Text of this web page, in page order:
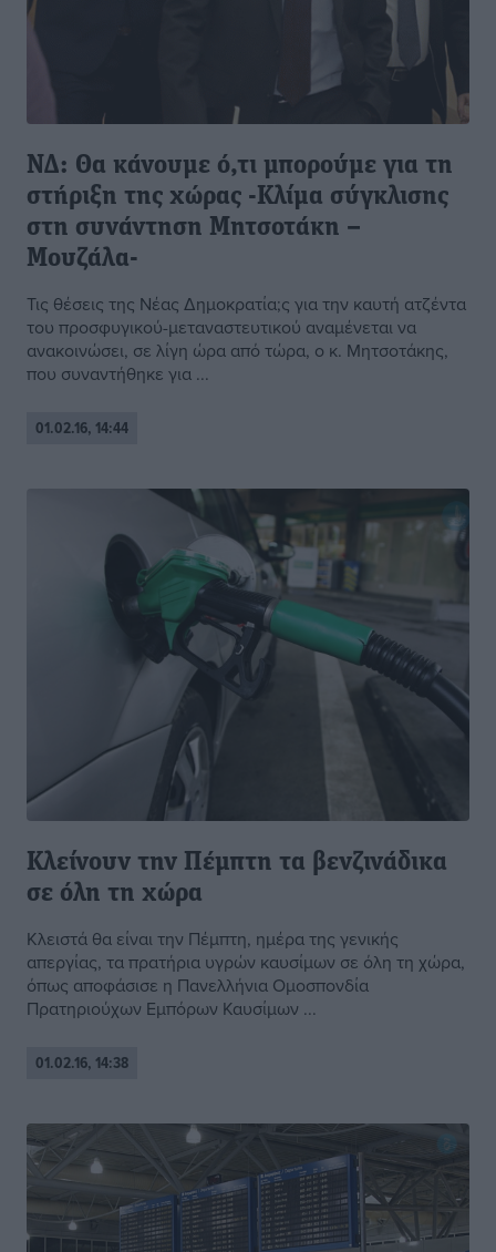
ΝΔ: Θα κάνουμε ό,τι μπορούμε για τη
στήριξη της χώρας -Κλίμα σύγκλισης
στη συνάντηση Μητσοτάκη –
Μουζάλα-
Τις θέσεις της Νέας Δημοκρατία;ς για την καυτή ατζέντα
του προσφυγικού-μεταναστευτικού αναμένεται να
ανακοινώσει, σε λίγη ώρα από τώρα, ο κ. Μητσοτάκης,
που συναντήθηκε για ...
01.02.16, 14:44
Κλείνουν την Πέμπτη τα βενζινάδικα
σε όλη τη χώρα
Κλειστά θα είναι την Πέμπτη, ημέρα της γενικής
απεργίας, τα πρατήρια υγρών καυσίμων σε όλη τη χώρα,
όπως αποφάσισε η Πανελλήνια Ομοσπονδία
Πρατηριούχων Εμπόρων Καυσίμων ...
01.02.16, 14:38